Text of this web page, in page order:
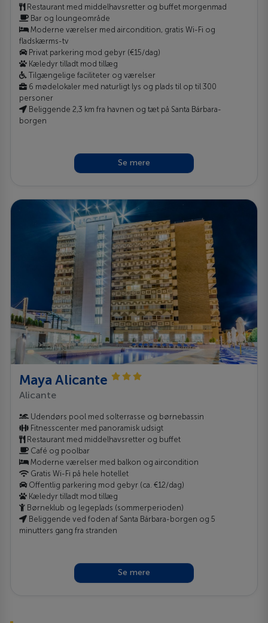
Restaurant med middelhavsretter og buffet morgenmad
Bar og loungeområde
Moderne værelser med aircondition, gratis Wi-Fi og
fladskærms-tv
Privat parkering mod gebyr (€15/dag)
Kæledyr tilladt mod tillæg
Tilgængelige faciliteter og værelser
6 mødelokaler med naturligt lys og plads til op til 300
personer
Beliggende 2,3 km fra havnen og tæt på Santa Bárbara-
borgen
Se mere
Maya Alicante
Alicante
Udendørs pool med solterrasse og børnebassin
Fitnesscenter med panoramisk udsigt
Restaurant med middelhavsretter og buffet
Café og poolbar
Moderne værelser med balkon og aircondition
Gratis Wi-Fi på hele hotellet
Offentlig parkering mod gebyr (ca. €12/dag)
Kæledyr tilladt mod tillæg
Børneklub og legeplads (sommerperioden)
Beliggende ved foden af Santa Bárbara-borgen og 5
minutters gang fra stranden
Se mere